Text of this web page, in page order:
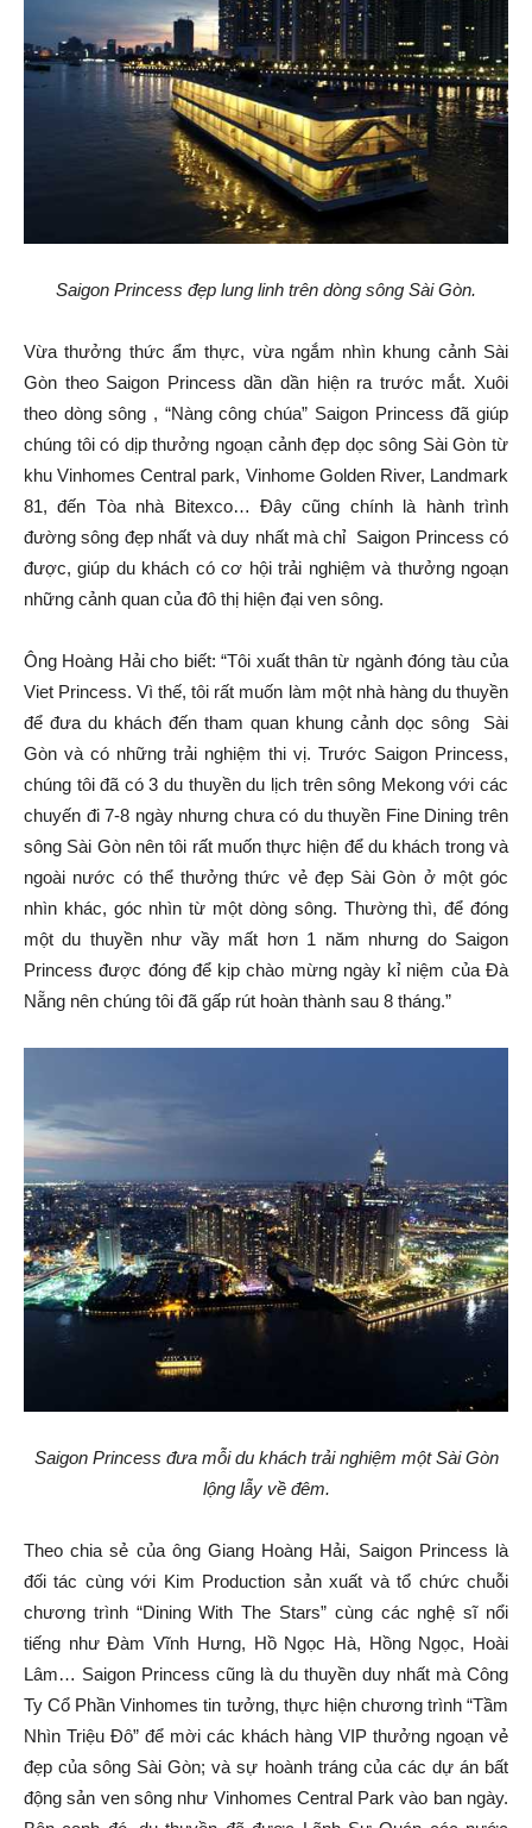
Saigon Princess đẹp lung linh trên dòng sông Sài Gòn.
Vừa thưởng thức ẩm thực, vừa ngắm nhìn khung cảnh Sài
Gòn theo Saigon Princess dần dần hiện ra trước mắt. Xuôi
theo dòng sông , “Nàng công chúa” Saigon Princess đã giúp
chúng tôi có dịp thưởng ngoạn cảnh đẹp dọc sông Sài Gòn từ
khu Vinhomes Central park, Vinhome Golden River, Landmark
81, đến Tòa nhà Bitexco… Đây cũng chính là hành trình
đường sông đẹp nhất và duy nhất mà chỉ Saigon Princess có
được, giúp du khách có cơ hội trải nghiệm và thưởng ngoạn
những cảnh quan của đô thị hiện đại ven sông.
Ông Hoàng Hải cho biết: “Tôi xuất thân từ ngành đóng tàu của
Viet Princess. Vì thế, tôi rất muốn làm một nhà hàng du thuyền
để đưa du khách đến tham quan khung cảnh dọc sông Sài
Gòn và có những trải nghiệm thi vị. Trước Saigon Princess,
chúng tôi đã có 3 du thuyền du lịch trên sông Mekong với các
chuyến đi 7-8 ngày nhưng chưa có du thuyền Fine Dining trên
sông Sài Gòn nên tôi rất muốn thực hiện để du khách trong và
ngoài nước có thể thưởng thức vẻ đẹp Sài Gòn ở một góc
nhìn khác, góc nhìn từ một dòng sông. Thường thì, để đóng
một du thuyền như vầy mất hơn 1 năm nhưng do Saigon
Princess được đóng để kịp chào mừng ngày kỉ niệm của Đà
Nẵng nên chúng tôi đã gấp rút hoàn thành sau 8 tháng.”
Saigon Princess đưa mỗi du khách trải nghiệm một Sài Gòn
lộng lẫy về đêm.
Theo chia sẻ của ông Giang Hoàng Hải, Saigon Princess là
đối tác cùng với Kim Production sản xuất và tổ chức chuỗi
chương trình “Dining With The Stars” cùng các nghệ sĩ nổi
tiếng như Đàm Vĩnh Hưng, Hồ Ngọc Hà, Hồng Ngọc, Hoài
Lâm… Saigon Princess cũng là du thuyền duy nhất mà Công
Ty Cổ Phần Vinhomes tin tưởng, thực hiện chương trình “Tầm
Nhìn Triệu Đô” để mời các khách hàng VIP thưởng ngoạn vẻ
đẹp của sông Sài Gòn; và sự hoành tráng của các dự án bất
động sản ven sông như Vinhomes Central Park vào ban ngày.